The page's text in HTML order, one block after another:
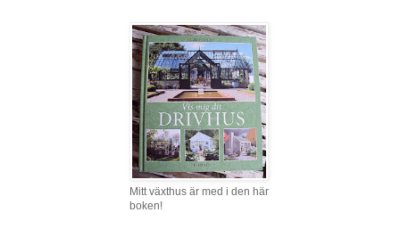
Mitt växthus är med i den här
boken!